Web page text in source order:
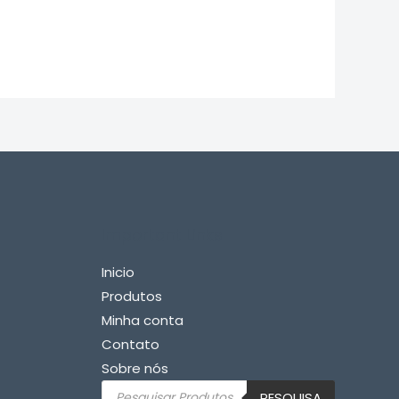
Inicio
Produtos
Minha conta
Contato
Sobre nós
Pesquisar